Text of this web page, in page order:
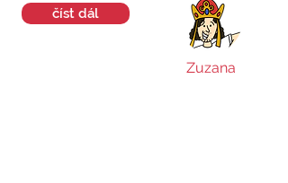
číst dál
Zuzana